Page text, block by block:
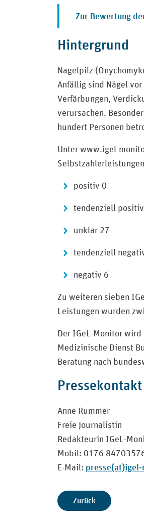
Zur Bewertung
Hintergrund
Nagelpilz
Anfällig sind Nägel
Verfärbungen,
verursachen.
hundert Personen
Unter www.igel-
positiv 0
tendenziell
unklar 27
tendenziell
negativ 6
Zu weiteren sieben
Leistungen wurden
Der IGeL-Monitor
Medizinische Dienst
Beratung nach
Pressekontakt
Anne Rummer
Freie Journalistin
Redakteurin IGeL-
Mobil: 0176
E-Mail:
Zurück